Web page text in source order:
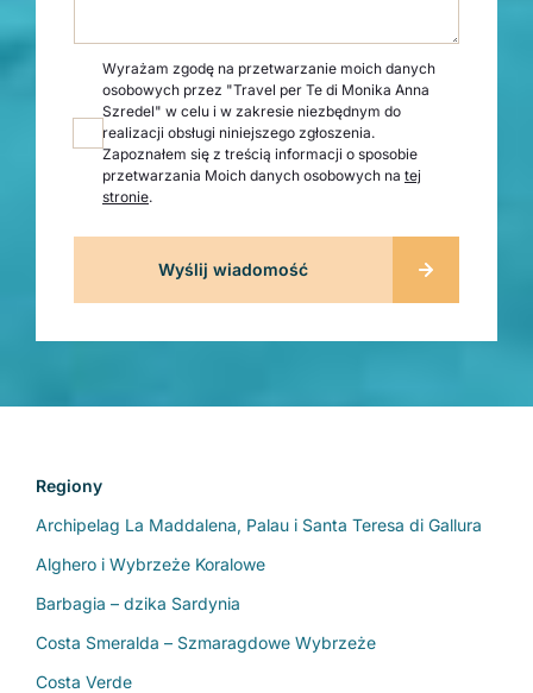
Wyrażam zgodę na przetwarzanie moich danych
osobowych przez "Travel per Te di Monika Anna
Szredel" w celu i w zakresie niezbędnym do
realizacji obsługi niniejszego zgłoszenia.
Zapoznałem się z treścią informacji o sposobie
przetwarzania Moich danych osobowych na tej
stronie.
Regiony
Archipelag La Maddalena, Palau i Santa Teresa di Gallura
Alghero i Wybrzeże Koralowe
Barbagia – dzika Sardynia
Costa Smeralda – Szmaragdowe Wybrzeże
Costa Verde